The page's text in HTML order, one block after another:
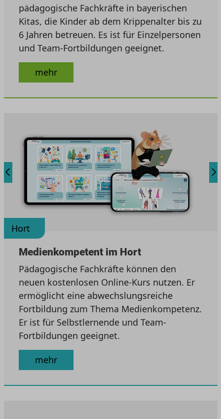
pädagogische Fachkräfte in bayerischen
Kitas, die Kinder ab dem Krippenalter bis zu
6 Jahren betreuen. Es ist für Einzelpersonen
und Team-Fortbildungen geeignet.
mehr
Hort
Medienkompetent im Hort
Pädagogische Fachkräfte können den
neuen kostenlosen Online-Kurs nutzen. Er
ermöglicht eine abwechslungsreiche
Fortbildung zum Thema Medienkompetenz.
Er ist für Selbstlernende und Team-
Fortbildungen geeignet.
mehr